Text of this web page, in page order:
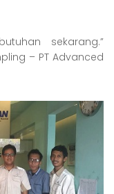
sekarang.”
– PT Advanced